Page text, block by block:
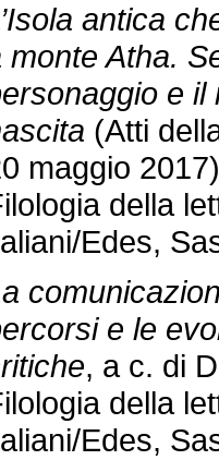
antica
monte Atha.
e il
(Atti
maggio
della
Edes,
e le
, a c. di
della
Edes,